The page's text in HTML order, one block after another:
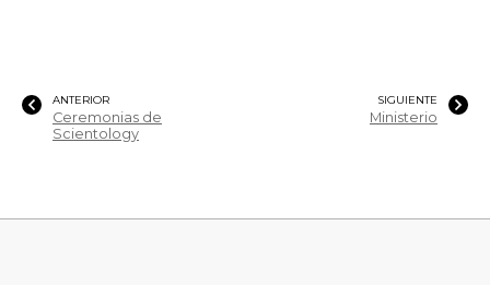
ANTERIOR
Ceremonias de
Scientology
SIGUIENTE
Ministerio